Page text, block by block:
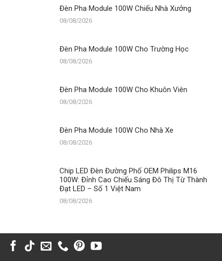
Viên
Đèn Pha Module 100W Chiếu Nhà Xưởng
08/08/2026
Đèn Pha Module 100W Cho Trường Học
08/08/2026
Đèn Pha Module 100W Cho Khuôn Viên
08/08/2026
Đèn Pha Module 100W Cho Nhà Xe
08/08/2026
Chip LED Đèn Đường Phố OEM Philips M16
100W: Đỉnh Cao Chiếu Sáng Đô Thị Từ Thành
Đạt LED – Số 1 Việt Nam
08/08/2026